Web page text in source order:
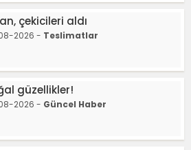
çekicileri aldı
2026 - Teslimatlar
güzellikler!
2026 - Güncel Haber